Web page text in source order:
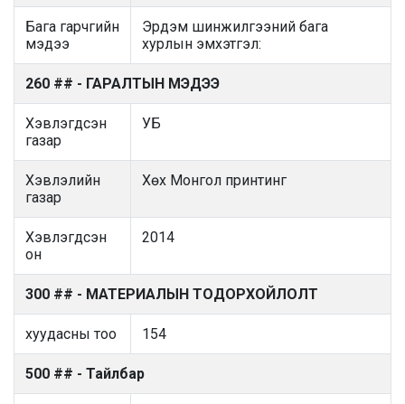
Бага гарчгийн
мэдээ
Эрдэм шинжилгээний бага
хурлын эмхэтгэл:
260 ## - ГАРАЛТЫН МЭДЭЭ
Хэвлэгдсэн
газар
УБ
Хэвлэлийн
газар
Хөх Монгол принтинг
Хэвлэгдсэн
он
2014
300 ## - МАТЕРИАЛЫН ТОДОРХОЙЛОЛТ
хуудасны тоо 154
500 ## - Тайлбар